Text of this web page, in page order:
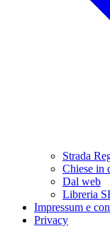
Strada
Chiese in
Dal web
Libreria
Impressum e
Privacy